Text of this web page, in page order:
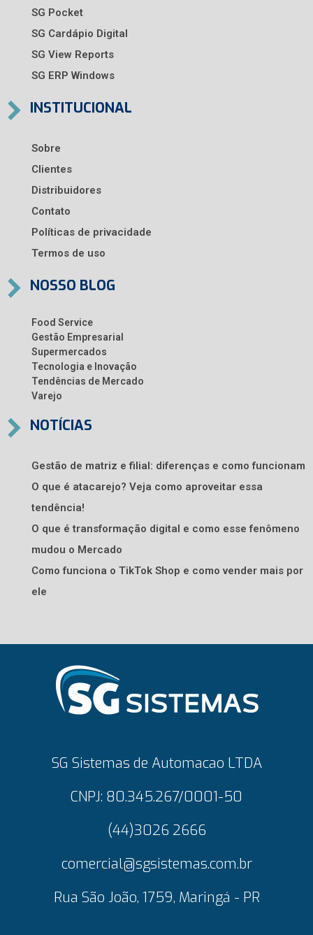
SG Pocket
SG Cardápio Digital
SG View Reports
SG ERP Windows
INSTITUCIONAL
Sobre
Clientes
Distribuidores
Contato
Políticas de privacidade
Termos de uso
NOSSO BLOG
Food Service
Gestão Empresarial
Supermercados
Tecnologia e Inovação
Tendências de Mercado
Varejo
NOTÍCIAS
Gestão de matriz e filial: diferenças e como funcionam
O que é atacarejo? Veja como aproveitar essa
tendência!
O que é transformação digital e como esse fenômeno
mudou o Mercado
Como funciona o TikTok Shop e como vender mais por
ele
SG Sistemas de Automacao LTDA
CNPJ: 80.345.267/0001-50
(44)3026 2666
comercial@sgsistemas.com.br
Rua São João, 1759, Maringá - PR